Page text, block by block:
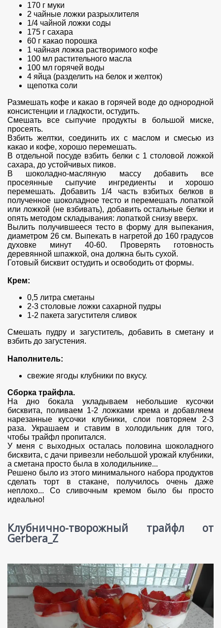
170 г муки
2 чайные ложки разрыхлителя
1/4 чайной ложки соды
175 г сахара
60 г какао порошка
1 чайная ложка растворимого кофе
100 мл растительного масла
100 мл горячей воды
4 яйца (разделить на белок и желток)
щепотка соли
Размешать кофе и какао в горячей воде до однородной
консистенции и гладкости, остудить.
Смешать все сыпучие продукты в большой миске,
просеять.
Взбить желтки, соединить их с маслом и смесью из
какао и кофе, хорошо перемешать.
В отдельной посуде взбить белки с 1 столовой ложкой
сахара, до устойчивых пиков.
В шоколадно-масляную массу добавить все
просеянные сыпучие ингредиенты и хорошо
перемешать. Добавить 1/4 часть взбитых белков в
полученное шоколадное тесто и перемешать лопаткой
или ложкой (не взбивать), добавить остальные белки и
опять методом складывания: лопаткой снизу вверх.
Вылить получившееся тесто в форму для выпекания,
диаметром 26 см. Выпекать в нагретой до 160 градусов
духовке минут 40-60. Проверять готовность
деревянной шпажкой, она должна быть сухой.
Готовый бисквит остудить и освободить от формы.
Крем:
0,5 литра сметаны
2-3 столовые ложки сахарной пудры
1-2 пакета загустителя сливок
Смешать пудру и загуститель, добавить в сметану и
взбить до загустения.
Наполнитель:
свежие ягоды клубники по вкусу.
Сборка трайфла.
На дно бокала укладываем небольшие кусочки
бисквита, поливаем 1-2 ложками крема и добавляем
нарезанные кусочки клубники, слои повторяем 2-3
раза. Украшаем и ставим в холодильник для того,
чтобы трайфл пропитался.
У меня с выходных осталась половина шоколадного
бисквита, с дачи привезли небольшой урожай клубники,
а сметана просто была в холодильнике...
Решено было из этого минимального набора продуктов
сделать торт в стакане, получилось очень даже
неплохо... Со сливочным кремом было бы просто
идеально!
Клубнично-творожный трайфл от
Gerbera_Z